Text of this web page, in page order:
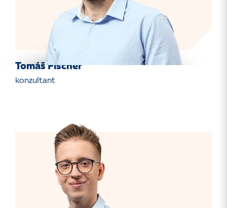
Tomáš Fischer
konzultant